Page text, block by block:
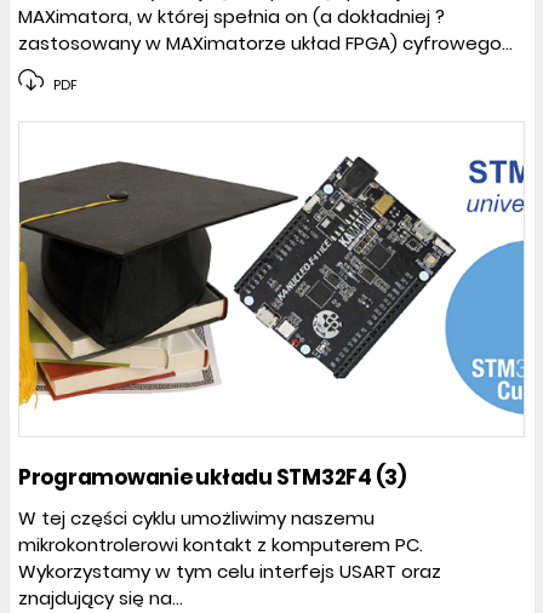
MAXimatora, w której spełnia on (a dokładniej ?
zastosowany w MAXimatorze układ FPGA) cyfrowego...
PDF
Programowanie układu STM32F4 (3)
W tej części cyklu umożliwimy naszemu
mikrokontrolerowi kontakt z komputerem PC.
Wykorzystamy w tym celu interfejs USART oraz
znajdujący się na...